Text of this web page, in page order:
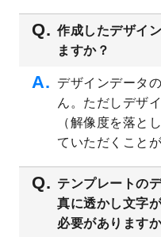
追加しま
2023/4/20
2023/4/18
セミナー
レートを
2023/4/18
スポーツ
シデザイ
2023/3/16
シール・
公開いた
2023/3/13
封筒（長
レートを
作成したデザイ
ますか？
デザインデータ
ん。ただしデザ
（解像度を落と
ていただくこと
テンプレートの
真に透かし文字
必要があります